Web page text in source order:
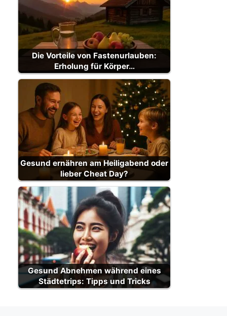
Die Vorteile von Fastenurlauben:
Erholung für Körper…
Gesund ernähren am Heiligabend oder
lieber Cheat Day?
Gesund Abnehmen während eines
Städtetrips: Tipps und Tricks